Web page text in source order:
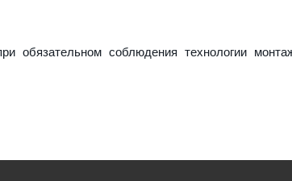
обязательном соблюдения технологии